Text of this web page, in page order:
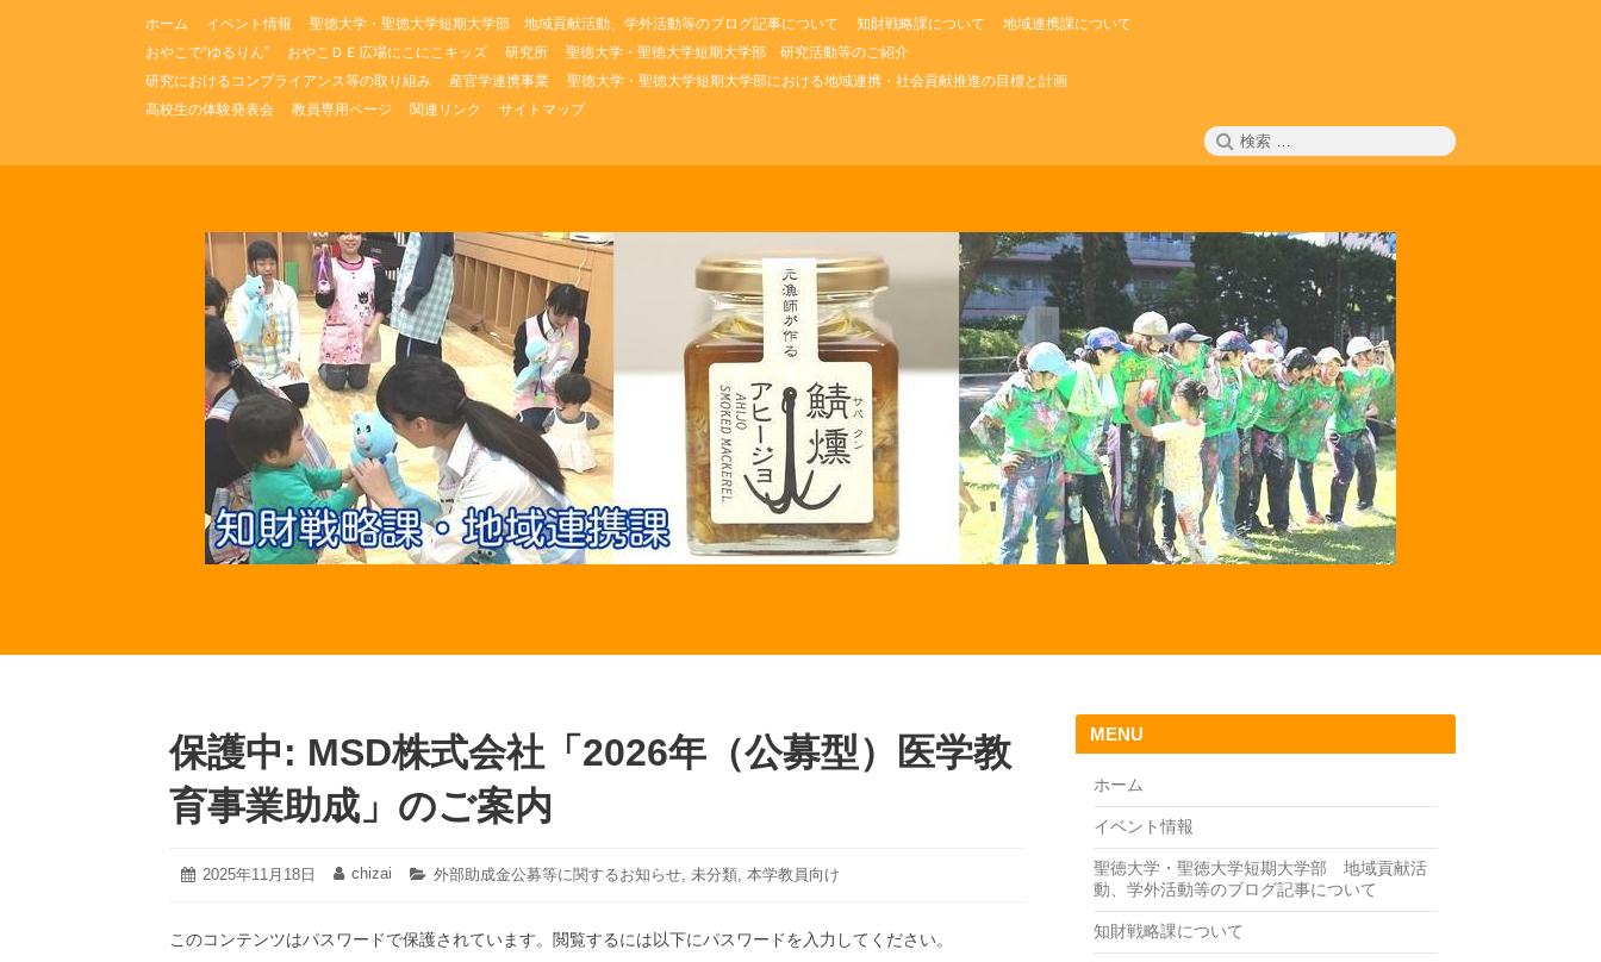
ス
ホーム イベント情報 聖徳大学・聖徳大学短期大学部 地域貢献活動、学外活動等のブログ記事について 知財戦略課について
地域連携課について
おやこで“ゆるりん”
おやこＤＥ広場にこにこキッズ 研究所
聖徳大学・聖徳大学短期大学部 研究活動等のご紹介
研究におけるコンプライアンス等の取り組み
産官学連携事業
聖徳大学・聖徳大学短期大学部における地域連携・社会貢献推進の目標と計画
高校生の体験発表会
教員専用ページ 関連リンク サイトマップ
検
索:
保護中: MSD株式会社「2026年（公募型）医学教
育事業助成」のご案内
投
2025年11月18日
2026
月
12
投
chizai
カ
リ
外部助成金公募等に関するお知らせ, 未分類, 本学教員向け
このコンテンツはパスワードで保護されています。閲覧するには以下にパスワードを入力してください。
MENU
ホーム
イベント情報
聖徳大学・聖徳大学短期大学部 地域貢献活
動、学外活動等のブログ記事について
知財戦略課について